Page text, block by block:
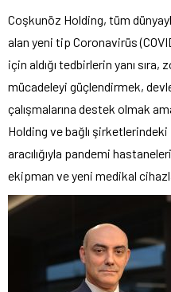
Coşkunöz Holding, tüm
alan yeni tip Coronavirüs
için aldığı tedbirlerin yanı
mücadeleyi güçlendirmek,
çalışmalarına destek olmak
Holding ve bağlı şirketlerindeki
aracılığıyla pandemi
ekipman ve yeni medikal